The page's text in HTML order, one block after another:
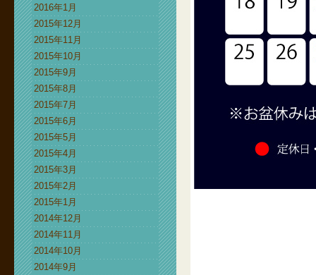
2016年1月
2015年12月
2015年11月
2015年10月
2015年9月
2015年8月
2015年7月
2015年6月
2015年5月
2015年4月
2015年3月
2015年2月
2015年1月
2014年12月
2014年11月
2014年10月
2014年9月